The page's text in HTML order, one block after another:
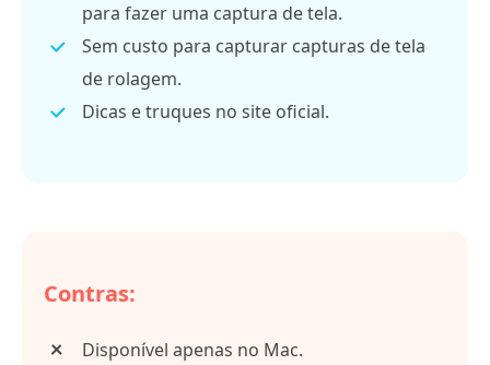
para fazer uma captura de tela.
Sem custo para capturar capturas de tela
de rolagem.
Dicas e truques no site oficial.
Contras:
Disponível apenas no Mac.